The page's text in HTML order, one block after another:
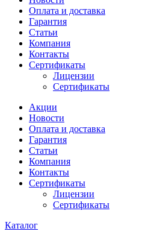
Оплата и доставка
Гарантия
Статьи
Компания
Контакты
Сертификаты
Лицензии
Сертификаты
Акции
Новости
Оплата и доставка
Гарантия
Статьи
Компания
Контакты
Сертификаты
Лицензии
Сертификаты
Каталог